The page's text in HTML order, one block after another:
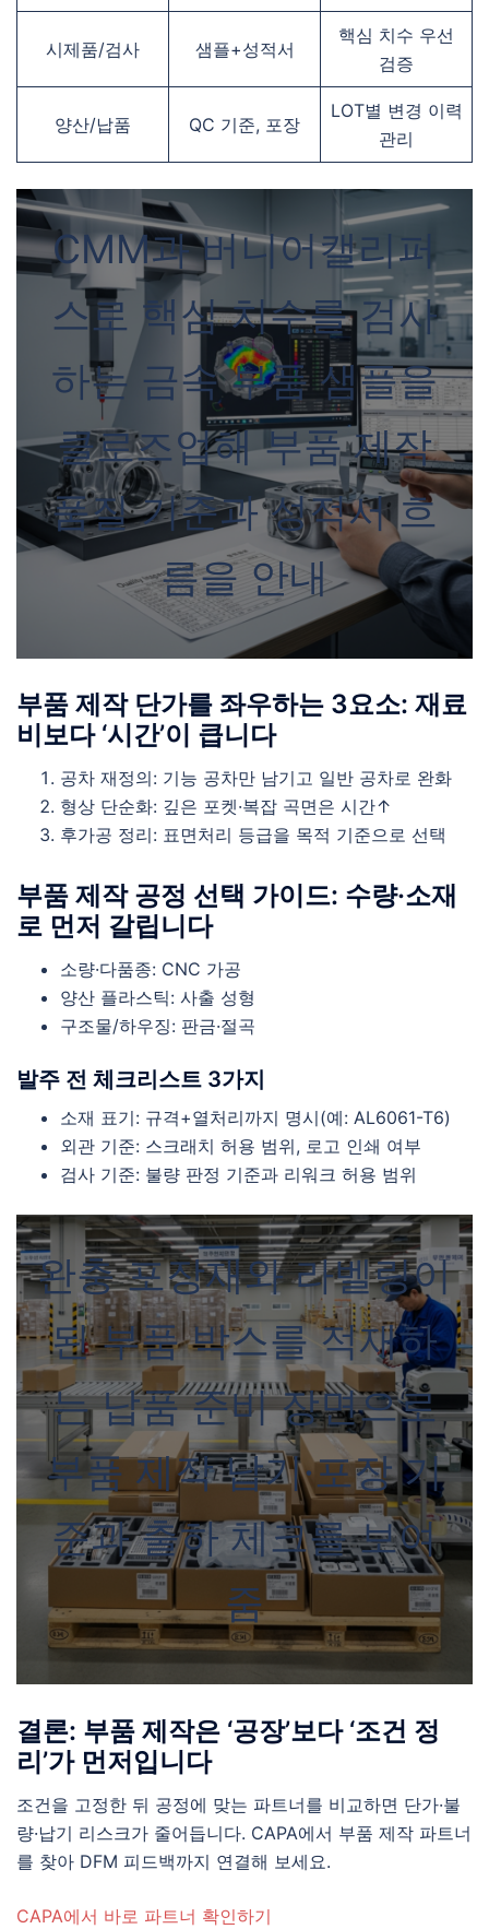
시제품/검사 샘플+성적서
핵심 치수 우선
검증
양산/납품 QC 기준, 포장
LOT별 변경 이력
관리
CMM과 버니어캘리퍼
스로 핵심 치수를 검사
하는 금속 부품 샘플을
클로즈업해 부품 제작
품질 기준과 성적서 흐
름을 안내
부품 제작 단가를 좌우하는 3요소: 재료
비보다 ‘시간’이 큽니다
공차 재정의: 기능 공차만 남기고 일반 공차로 완화
형상 단순화: 깊은 포켓·복잡 곡면은 시간↑
후가공 정리: 표면처리 등급을 목적 기준으로 선택
부품 제작 공정 선택 가이드: 수량·소재
로 먼저 갈립니다
소량·다품종: CNC 가공
양산 플라스틱: 사출 성형
구조물/하우징: 판금·절곡
발주 전 체크리스트 3가지
소재 표기: 규격+열처리까지 명시(예: AL6061-T6)
외관 기준: 스크래치 허용 범위, 로고 인쇄 여부
검사 기준: 불량 판정 기준과 리워크 허용 범위
완충 포장재와 라벨링이
된 부품 박스를 적재하
는 납품 준비 장면으로
부품 제작 납기·포장 기
준과 출하 체크를 보여
줌
결론: 부품 제작은 ‘공장’보다 ‘조건 정
리’가 먼저입니다
조건을 고정한 뒤 공정에 맞는 파트너를 비교하면 단가·불
량·납기 리스크가 줄어듭니다. CAPA에서 부품 제작 파트너
를 찾아 DFM 피드백까지 연결해 보세요.
CAPA에서 바로 파트너 확인하기